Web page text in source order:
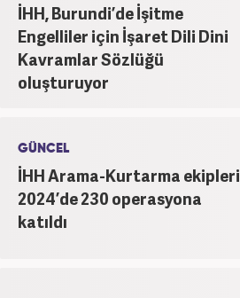
İHH, Burundi’de İşitme
Engelliler için İşaret Dili Dini
Kavramlar Sözlüğü
oluşturuyor
GÜNCEL
İHH Arama-Kurtarma ekipleri
2024’de 230 operasyona
katıldı